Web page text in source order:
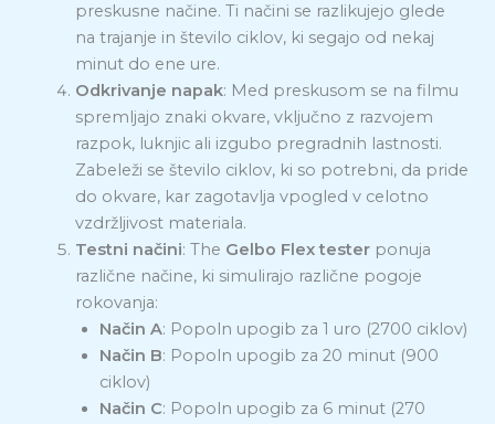
preskusne načine. Ti načini se razlikujejo glede
na trajanje in število ciklov, ki segajo od nekaj
minut do ene ure.
Odkrivanje napak: Med preskusom se na filmu
spremljajo znaki okvare, vključno z razvojem
razpok, luknjic ali izgubo pregradnih lastnosti.
Zabeleži se število ciklov, ki so potrebni, da pride
do okvare, kar zagotavlja vpogled v celotno
vzdržljivost materiala.
Testni načini: The Gelbo Flex testerponuja
različne načine, ki simulirajo različne pogoje
rokovanja:
Način A: Popoln upogib za 1 uro (2700 ciklov)
Način B: Popoln upogib za 20 minut (900
ciklov)
Način C: Popoln upogib za 6 minut (270